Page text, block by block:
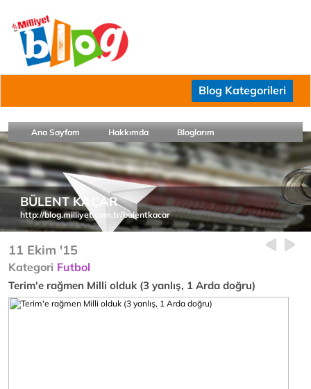
Blog Kategorileri
Ana Sayfam Hakkımda Bloglarım
BÜLENT KAÇAR
http://blog.milliyet.com.tr/bulentkacar
11 Ekim '15
Kategori Futbol
Terim'e rağmen Milli olduk (3 yanlış, 1 Arda doğru)